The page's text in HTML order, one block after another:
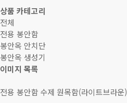
상품 카테고리
전체
전용 봉안함
봉안옥 안치단
봉안옥 생성기
이미지 목록
전용 봉안함 수제 원목함(라이트브라운)